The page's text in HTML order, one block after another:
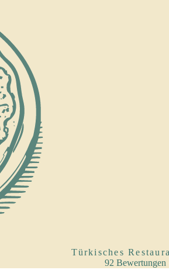
Türkisches
92 Bewertungen